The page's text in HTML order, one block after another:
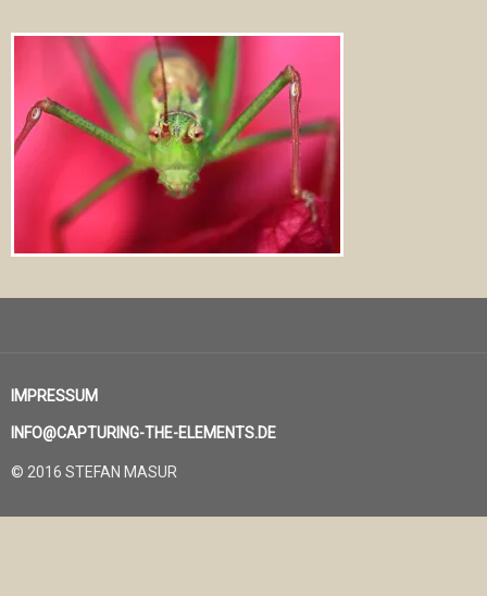
IMPRESSUM
INFO@CAPTURING-THE-ELEMENTS.DE
© 2016 STEFAN MASUR